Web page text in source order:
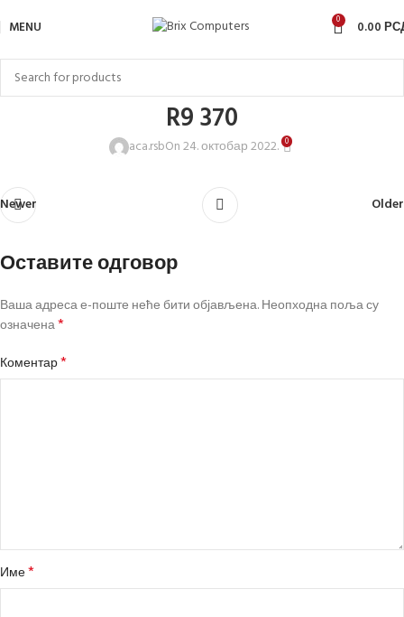
MENU 0 0.00
R9 370
aca.rsbOn 24. октобар 2022. 0
Newer Older
Оставите одговор
Ваша адреса е-поште неће бити објављена.Неопходна поља су
означена*
Коментар*
Име*